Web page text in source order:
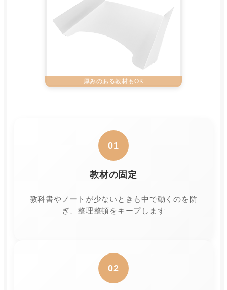
厚みのある教材もOK
01
教材の固定
教科書やノートが少ないときも中で動くのを防
ぎ、整理整頓をキープします
02